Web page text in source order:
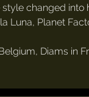
changed into
Planet
Diams in